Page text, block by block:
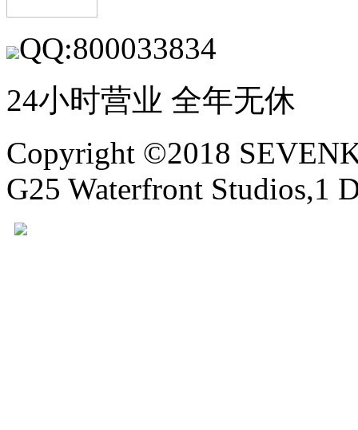
QQ:800033834
24小时营业 全年无休
Copyright ©2018
G25 Waterfront Studios,1